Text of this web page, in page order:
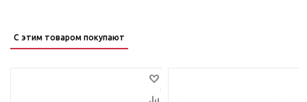
С этим товаром покупают